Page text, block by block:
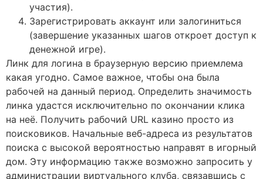
участия).
Зарегистрировать аккаунт или залогиниться
(завершение указанных шагов откроет доступ к
денежной игре).
Линк для логина в браузерную версию приемлема
какая угодно. Самое важное, чтобы она была
рабочей на данный период. Определить значимость
линка удастся исключительно по окончании клика
на неё. Получить рабочий URL казино просто из
поисковиков. Начальные веб-адреса из результатов
поиска с высокой вероятностью направят в игорный
дом. Эту информацию также возможно запросить у
администрации виртуального клуба, связавшись с